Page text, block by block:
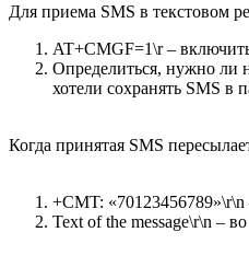
Для приема SMS в текстовом
AT+CMGF=1\r –
Определиться, нужно ли
хотели сохранять SMS в
Когда принятая SMS
+CMT: «70123456789»\r\n
Text of the message\r\n –